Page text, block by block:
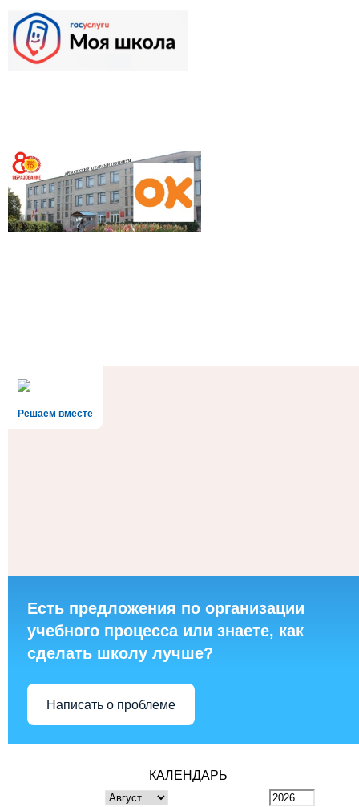
Решаем вместе
Есть предложения по организации
учебного процесса или знаете, как
сделать школу лучше?
Написать о проблеме
КАЛЕНДАРЬ